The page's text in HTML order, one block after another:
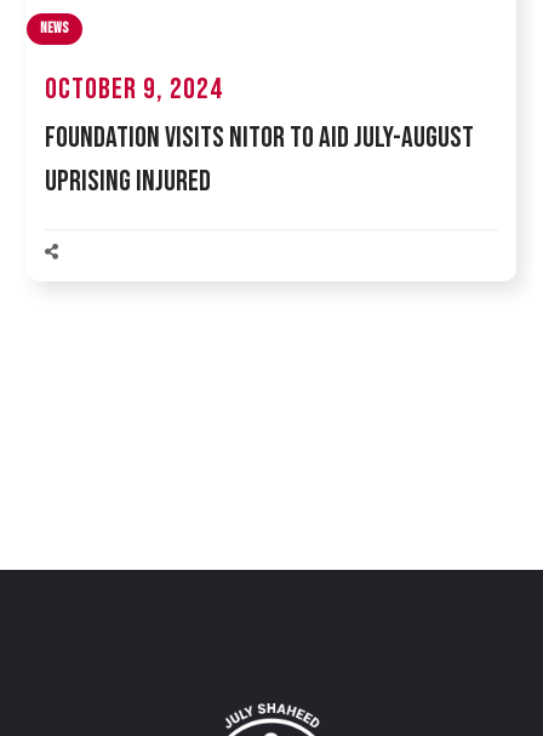
News
October 9, 2024
Foundation Visits NITOR to Aid July-August
Uprising Injured